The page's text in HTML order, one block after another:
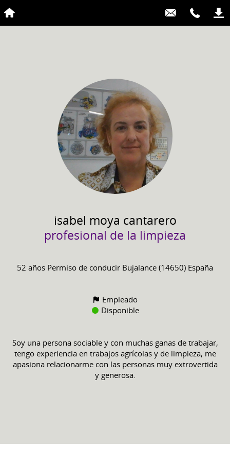
isabel moya cantarero
profesional de la limpieza
52 años Permiso de conducir Bujalance (14650) España
Empleado
Disponible
Soy una persona sociable y con muchas ganas de trabajar,
tengo experiencia en trabajos agrícolas y de limpieza, me
apasiona relacionarme con las personas muy extrovertida
y generosa.